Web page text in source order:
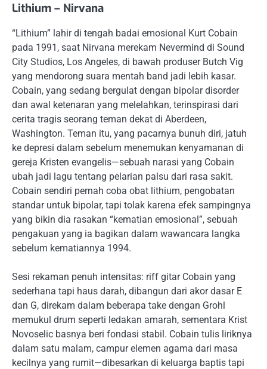
Lithium – Nirvana
“Lithium” lahir di tengah badai emosional Kurt Cobain
pada 1991, saat Nirvana merekam Nevermind di Sound
City Studios, Los Angeles, di bawah produser Butch Vig
yang mendorong suara mentah band jadi lebih kasar.
Cobain, yang sedang bergulat dengan bipolar disorder
dan awal ketenaran yang melelahkan, terinspirasi dari
cerita tragis seorang teman dekat di Aberdeen,
Washington. Teman itu, yang pacarnya bunuh diri, jatuh
ke depresi dalam sebelum menemukan kenyamanan di
gereja Kristen evangelis—sebuah narasi yang Cobain
ubah jadi lagu tentang pelarian palsu dari rasa sakit.
Cobain sendiri pernah coba obat lithium, pengobatan
standar untuk bipolar, tapi tolak karena efek sampingnya
yang bikin dia rasakan “kematian emosional”, sebuah
pengakuan yang ia bagikan dalam wawancara langka
sebelum kematiannya 1994.
Sesi rekaman penuh intensitas: riff gitar Cobain yang
sederhana tapi haus darah, dibangun dari akor dasar E
dan G, direkam dalam beberapa take dengan Grohl
memukul drum seperti ledakan amarah, sementara Krist
Novoselic basnya beri fondasi stabil. Cobain tulis liriknya
dalam satu malam, campur elemen agama dari masa
kecilnya yang rumit—dibesarkan di keluarga baptis tapi